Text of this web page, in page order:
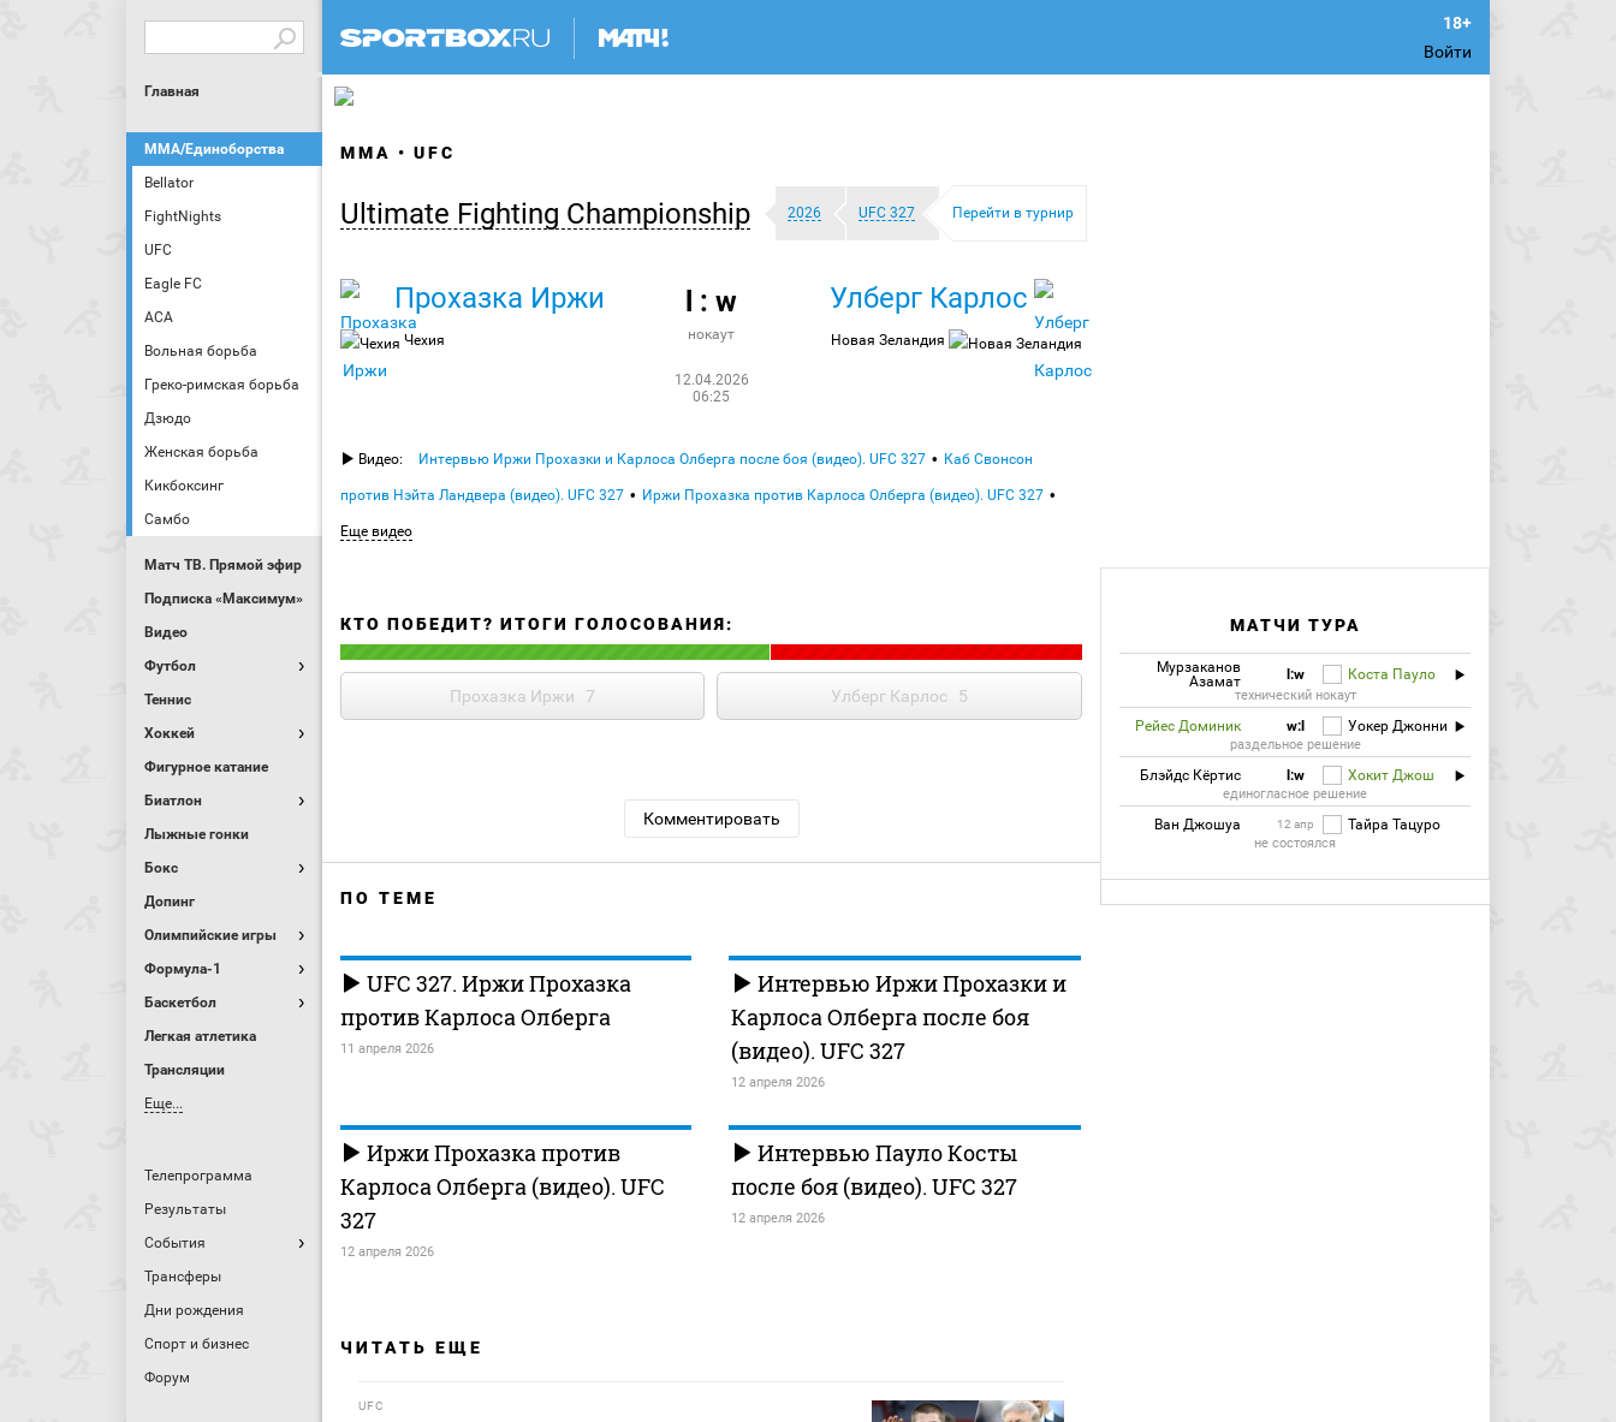
Войти
Главная
MMA/Единоборства
Bellator
FightNights
UFC
Eagle FC
АСА
Вольная борьба
Греко-римская борьба
Дзюдо
Женская борьба
Кикбоксинг
Самбо
Матч ТВ. Прямой эфир
Подписка «Максимум»
Видео
Футбол
Теннис
Хоккей
Фигурное катание
Биатлон
Лыжные гонки
Бокс
Допинг
Олимпийские игры
Формула-1
Баскетбол
Легкая атлетика
Трансляции
Еще...
Телепрограмма
Результаты
События
Трансферы
Дни рождения
Спорт и бизнес
Форум
ММА UFC
Ultimate Fighting Championship 2026 UFC 327 Перейти в турнир
Прохазка Иржи
Чехия
l : w
нокаут
12.04.2026
06:25
Улберг Карлос
Новая Зеландия
Видео: Интервью Иржи Прохазки и Карлоса Олберга после боя (видео). UFC 327 Каб Свонсон
против Нэйта Ландвера (видео). UFC 327 Иржи Прохазка против Карлоса Олберга (видео). UFC 327
Еще видео
КТО ПОБЕДИТ? ИТОГИ ГОЛОСОВАНИЯ:
Прохазка Иржи 7 Улберг Карлос 5
Комментировать
ПО ТЕМЕ
UFC 327. Иржи Прохазка
против Карлоса Олберга
11 апреля 2026
Интервью Иржи Прохазки и
Карлоса Олберга после боя
(видео). UFC 327
12 апреля 2026
Иржи Прохазка против
Карлоса Олберга (видео). UFC
327
12 апреля 2026
Интервью Пауло Косты
после боя (видео). UFC 327
12 апреля 2026
ЧИТАТЬ ЕЩЕ
UFC
МАТЧИ ТУРА
Мурзаканов
Азамат
l:w Коста Пауло
технический нокаут
Рейес Доминик w:l Уокер Джонни
раздельное решение
Блэйдс Кёртис l:w Хокит Джош
единогласное решение
Ван Джошуа 12 апр Тайра Тацуро
не состоялся